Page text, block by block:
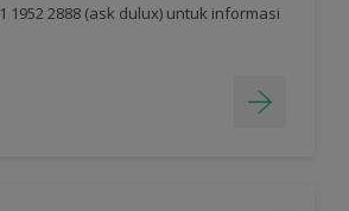
1952 2888 (ask dulux) untuk informasi